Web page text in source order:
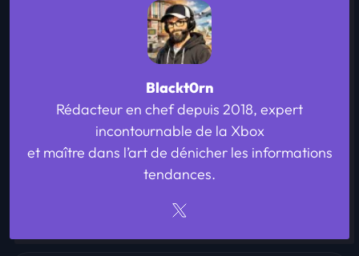
Blackt0rn
Rédacteur en chef depuis 2018, expert
incontournable de la Xbox
et maître dans l’art de dénicher les informations
tendances.